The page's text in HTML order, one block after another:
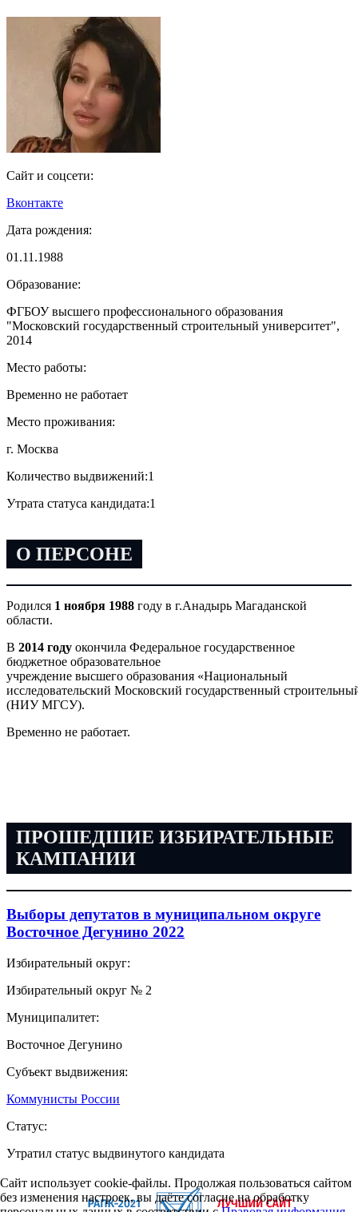
Сайт и соцсети:
Вконтакте
Дата рождения:
01.11.1988
Образование:
ФГБОУ высшего профессионального образования
"Московский государственный строительный университет",
2014
Место работы:
Временно не работает
Место проживания:
г. Москва
Количество выдвижений:1
Утрата статуса кандидата:1
О ПЕРСОНЕ
Родился 1 ноября 1988 году в г.Анадырь Магаданской
области.
В 2014 году окончила Федеральное государственное
бюджетное образовательное
учреждение высшего образования «Национальный
исследовательский Московский государственный
(НИУ МГСУ).
Временно не работает.
ПРОШЕДШИЕ ИЗБИРАТЕЛЬНЫЕ
КАМПАНИИ
Выборы депутатов в муниципальном округе
Восточное Дегунино 2022
Избирательный округ:
Избирательный округ № 2
Муниципалитет:
Восточное Дегунино
Субъект выдвижения:
Коммунисты России
Статус:
Утратил статус выдвинутого кандидата
Сайт использует cookie-файлы. Продолжая пользоваться сайтом
без изменения настроек, вы даёте согласие на обработку